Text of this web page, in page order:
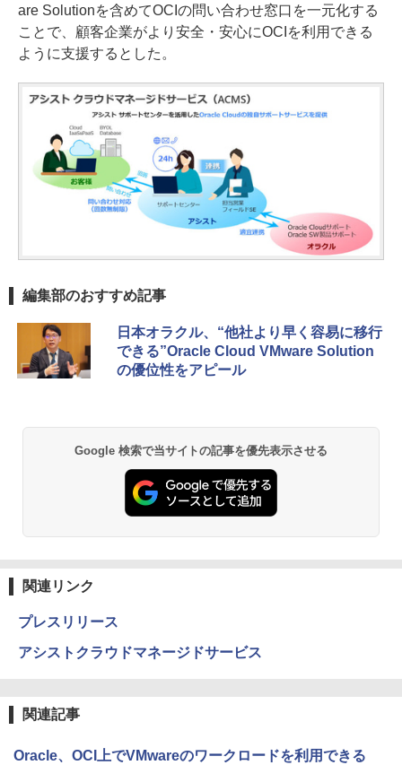
are Solutionを含めてOCIの問い合わせ窓口を一元化する
ことで、顧客企業がより安全・安心にOCIを利用できる
ように支援するとした。
編集部のおすすめ記事
日本オラクル、“他社より早く容易に移行
できる”Oracle Cloud VMware Solution
の優位性をアピール
Google 検索で当サイトの記事を優先表示させる
関連リンク
プレスリリース
アシストクラウドマネージドサービス
関連記事
Oracle、OCI上でVMwareのワークロードを利用できる